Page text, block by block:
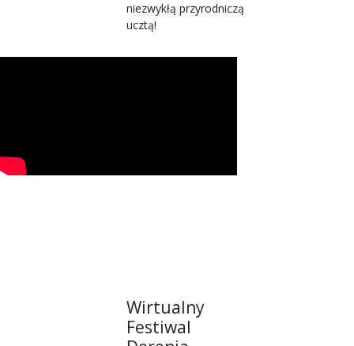
niezwykłą przyrodniczą
ucztą!
Wirtualny
Festiwal